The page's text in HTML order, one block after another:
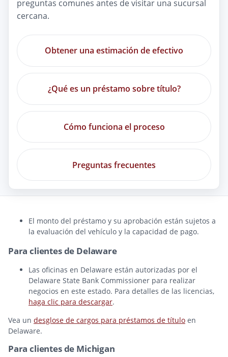
preguntas comunes antes de visitar una sucursal
cercana.
Obtener una estimación de efectivo
¿Qué es un préstamo sobre título?
Cómo funciona el proceso
Preguntas frecuentes
El monto del préstamo y su aprobación están sujetos a
la evaluación del vehículo y la capacidad de pago.
Para clientes de Delaware
Las oficinas en Delaware están autorizadas por el
Delaware State Bank Commissioner para realizar
negocios en este estado. Para detalles de las licencias,
haga clic para descargar.
Vea un desglose de cargos para préstamos de título en
Delaware.
Para clientes de Michigan